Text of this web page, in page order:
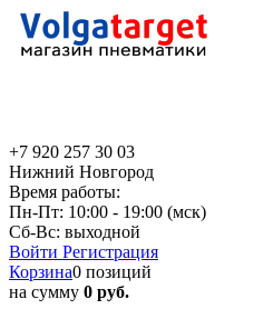
+7 920 257 30 03
Нижний Новгород
Время работы:
Пн-Пт: 10:00 - 19:00 (мск)
Сб-Вс: выходной
Войти Регистрация
Корзина0 позиций
на сумму 0 руб.